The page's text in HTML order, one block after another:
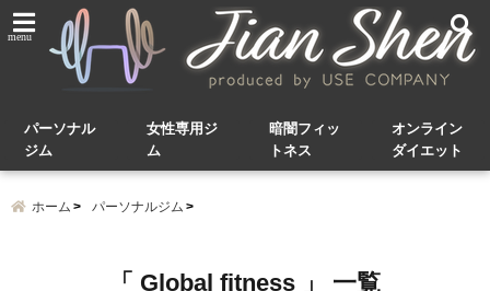
menu
パーソナル
ジム
女性専用ジ
ム
暗闇フィッ
トネス
オンライン
ダイエット
ホーム パーソナルジム
「 Global fitness 」 一覧